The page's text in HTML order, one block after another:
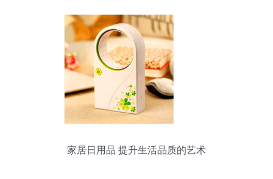
家居日用品 提升生活品质的艺术